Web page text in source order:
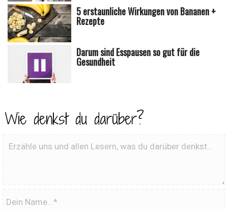
5 erstaunliche Wirkungen von Bananen +
Rezepte
Darum sind Esspausen so gut für die
Gesundheit
Wie denkst du darüber?